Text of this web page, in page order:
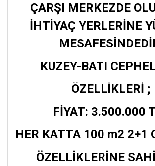
ÇARŞI MERKEZDE
İHTİYAÇ YERLERİNE
KUZEY-BATI
ÖZELLİKLERİ ;
FİYAT: 3.500.000
HER KATTA 100 m2 2+1
ÖZELLİKLERİNE